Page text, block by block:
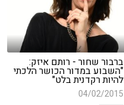
ברבור שחור - רותם איזק:
"השבוע במדור הכושר הלכתי
להיות רקדנית בלט"
04/02/2015